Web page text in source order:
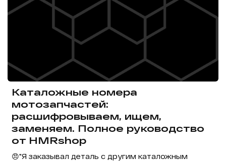
Каталожные номера
мотозапчастей:
расшифровываем, ищем,
заменяем. Полное руководство
от HMRshop
😠"Я заказывал деталь с другим каталожным